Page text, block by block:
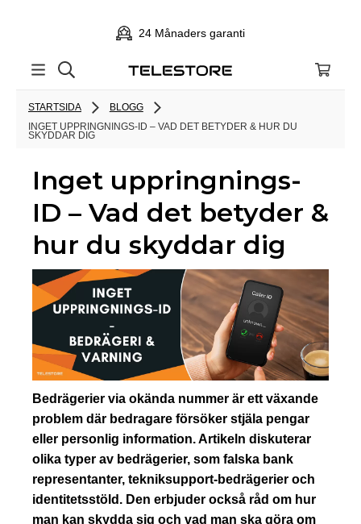
24 Månaders garanti
STARTSIDA
BLOGG
INGET UPPRINGNINGS-ID – VAD DET BETYDER & HUR DU
SKYDDAR DIG
Inget uppringnings-
ID – Vad det betyder &
hur du skyddar dig
Bedrägerier via okända nummer är ett växande
problem där bedragare försöker stjäla pengar
eller personlig information. Artikeln diskuterar
olika typer av bedrägerier, som falska bank
representanter, tekniksupport-bedrägerier och
identitetsstöld. Den erbjuder också råd om hur
man kan skydda sig och vad man ska göra om